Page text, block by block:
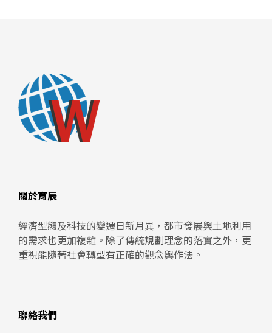
關於育辰
經濟型態及科技的變遷日新月異，都市發展與土地利用
的需求也更加複雜。除了傳統規劃理念的落實之外，更
重視能隨著社會轉型有正確的觀念與作法。
聯絡我們